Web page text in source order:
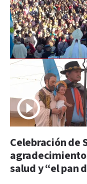
Celebración de
salud y “el pan